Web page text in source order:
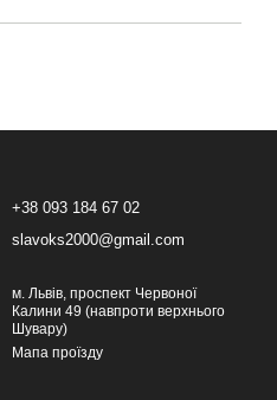
+38 093 184 67 02
slavoks2000@gmail.com
м. Львів, проспект Червоної
Калини 49 (навпроти верхнього
Шувару)
Мапа проїзду